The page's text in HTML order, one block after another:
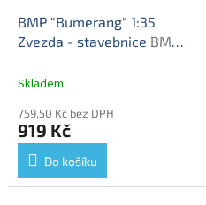
BMP "Bumerang" 1:35
Zvezda - stavebnice BMP
ModelKIT
Skladem
759,50 Kč bez DPH
919 Kč
Do košíku